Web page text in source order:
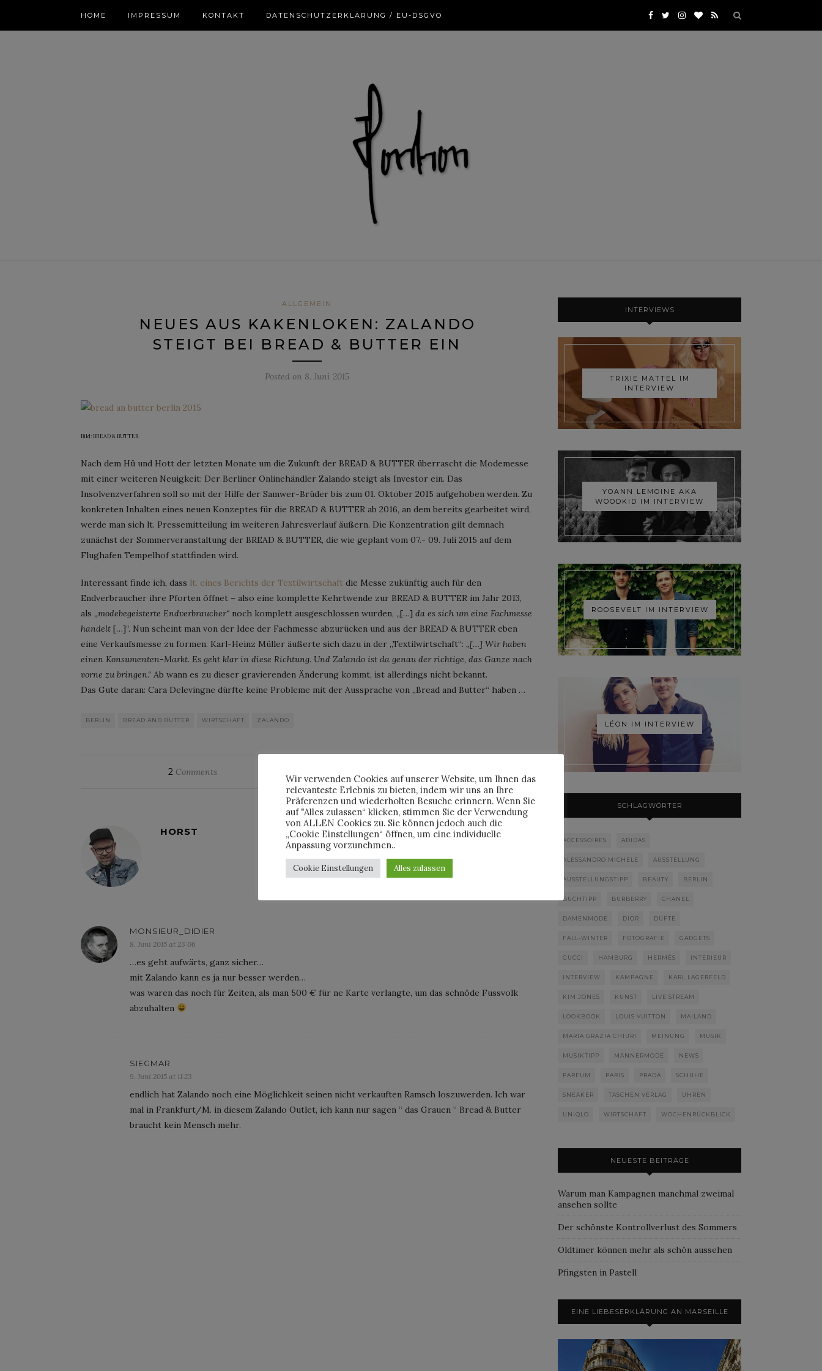
HOME IMPRESSUM KONTAKT DATENSCHUTZERKLÄRUNG / EU-DSGVO
ALLGEMEIN
NEUES AUS KAKENLOKEN: ZALANDO
STEIGT BEI BREAD & BUTTER EIN
Posted on 8. Juni 2015
Bild: BREAD & BUTTER
Nach dem Hü und Hott der letzten Monate um die Zukunft der BREAD & BUTTER überrascht die Modemesse
mit einer weiteren Neuigkeit: Der Berliner Onlinehändler Zalando steigt als Investor ein. Das
Insolvenzverfahren soll so mit der Hilfe der Samwer-Brüder bis zum 01. Oktober 2015 aufgehoben werden. Zu
konkreten Inhalten eines neuen Konzeptes für die BREAD & BUTTER ab 2016, an dem bereits gearbeitet wird,
werde man sich lt. Pressemitteilung im weiteren Jahresverlauf äußern. Die Konzentration gilt demnach
zunächst der Sommerveranstaltung der BREAD & BUTTER, die wie geplant vom 07.- 09. Juli 2015 auf dem
Flughafen Tempelhof stattfinden wird.
Interessant finde ich, dass lt. eines Berichts der Textilwirtschaft die Messe zukünftig auch für den
Endverbraucher ihre Pforten öffnet – also eine komplette Kehrtwende zur BREAD & BUTTER im Jahr 2013,
als „modebegeisterte Endverbraucher“ noch komplett ausgeschlossen wurden, „[…] da es sich um eine Fachmesse
handelt […]“. Nun scheint man von der Idee der Fachmesse abzurücken und aus der BREAD & BUTTER eben
eine Verkaufsmesse zu formen. Karl-Heinz Müller äußerte sich dazu in der „Textilwirtschaft“: „[…] Wir haben
einen Konsumenten-Markt. Es geht klar in diese Richtung. Und Zalando ist da genau der richtige, das Ganze nach
vorne zu bringen.“ Ab wann es zu dieser gravierenden Änderung kommt, ist allerdings nicht bekannt.
Das Gute daran: Cara Delevingne dürfte keine Probleme mit der Aussprache von „Bread and Butter“ haben …
BERLIN BREAD AND BUTTER WIRTSCHAFT ZALANDO
2 Comments
HORST
MONSIEUR_DIDIER
8. Juni 2015 at 23:06
…es geht aufwärts, ganz sicher…
mit Zalando kann es ja nur besser werden…
was waren das noch für Zeiten, als man 500 € für ne Karte verlangte, um das schnöde Fussvolk
abzuhalten
SIEGMAR
9. Juni 2015 at 11:23
endlich hat Zalando noch eine Möglichkeit seinen nicht verkauften Ramsch loszuwerden. Ich war
mal in Frankfurt/M. in diesem Zalando Outlet, ich kann nur sagen “ das Grauen “ Bread & Butter
braucht kein Mensch mehr.
INTERVIEWS
TRIXIE MATTEL IM
INTERVIEW
YOANN LEMOINE AKA
WOODKID IM INTERVIEW
ROOSEVELT IM INTERVIEW
LÉON IM INTERVIEW
SCHLAGWÖRTER
ACCESSOIRES ADIDAS
ALESSANDRO MICHELE AUSSTELLUNG
AUSSTELLUNGSTIPP BEAUTY BERLIN
BUCHTIPP BURBERRY CHANEL
DAMENMODE DIOR DÜFTE
FALL-WINTER FOTOGRAFIE GADGETS
GUCCI HAMBURG HERMÈS INTERIEUR
INTERVIEW KAMPAGNE KARL LAGERFELD
KIM JONES KUNST LIVE STREAM
LOOKBOOK LOUIS VUITTON MAILAND
MARIA GRAZIA CHIURI MEINUNG MUSIK
MUSIKTIPP MÄNNERMODE NEWS
PARFUM PARIS PRADA SCHUHE
SNEAKER TASCHEN VERLAG UHREN
UNIQLO WIRTSCHAFT WOCHENRÜCKBLICK
NEUESTE BEITRÄGE
Warum man Kampagnen manchmal zweimal
ansehen sollte
Der schönste Kontrollverlust des Sommers
Oldtimer können mehr als schön aussehen
Pfingsten in Pastell
EINE LIEBESERKLÄRUNG AN MARSEILLE
Wir verwenden Cookies auf unserer Website, um Ihnen das
relevanteste Erlebnis zu bieten, indem wir uns an Ihre
Präferenzen und wiederholten Besuche erinnern. Wenn Sie
auf "Alles zulassen“ klicken, stimmen Sie der Verwendung
von ALLEN Cookies zu. Sie können jedoch auch die
„Cookie Einstellungen“ öffnen, um eine individuelle
Anpassung vorzunehmen..
Cookie Einstellungen Alles zulassen